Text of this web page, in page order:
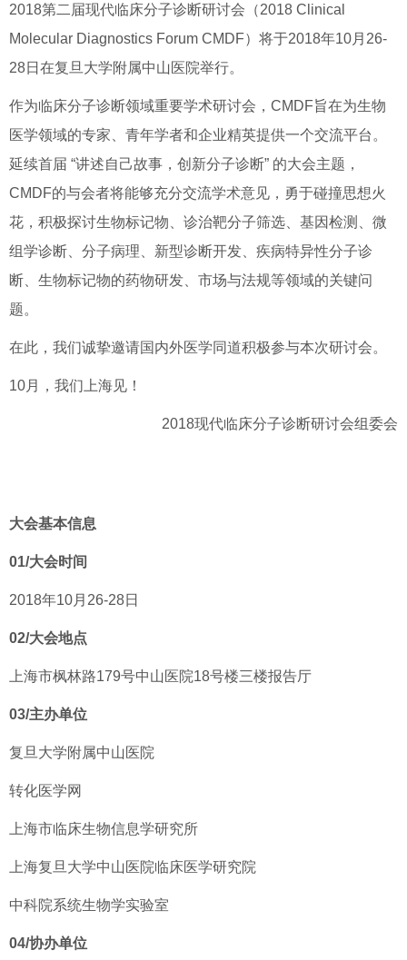
2018第二届现代临床分子诊断研讨会（2018 Clinical
Molecular Diagnostics Forum CMDF）将于2018年10月26-
28日在复旦大学附属中山医院举行。
作为临床分子诊断领域重要学术研讨会，CMDF旨在为生物
医学领域的专家、青年学者和企业精英提供一个交流平台。
延续首届 “讲述自己故事，创新分子诊断” 的大会主题，
CMDF的与会者将能够充分交流学术意见，勇于碰撞思想火
花，积极探讨生物标记物、诊治靶分子筛选、基因检测、微
组学诊断、分子病理、新型诊断开发、疾病特异性分子诊
断、生物标记物的药物研发、市场与法规等领域的关键问
题。
在此，我们诚挚邀请国内外医学同道积极参与本次研讨会。
10月，我们上海见！
2018现代临床分子诊断研讨会组委会
大会基本信息
01/大会时间
2018年10月26-28日
02/大会地点
上海市枫林路179号中山医院18号楼三楼报告厅
03/主办单位
复旦大学附属中山医院
转化医学网
上海市临床生物信息学研究所
上海复旦大学中山医院临床医学研究院
中科院系统生物学实验室
04/协办单位